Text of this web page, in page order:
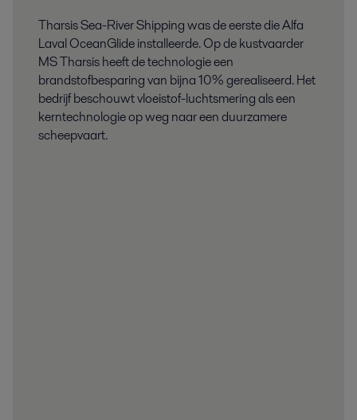
Tharsis Sea-River Shipping was de eerste die Alfa
Laval OceanGlide installeerde. Op de kustvaarder
MS Tharsis heeft de technologie een
brandstofbesparing van bijna 10% gerealiseerd. Het
bedrijf beschouwt vloeistof-luchtsmering als een
kerntechnologie op weg naar een duurzamere
scheepvaart.